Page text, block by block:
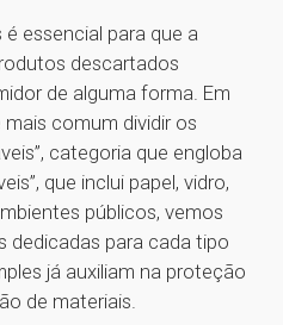
essencial para que a
descartados
de alguma forma. Em
comum dividir os
categoria que engloba
que inclui papel, vidro,
públicos, vemos
dedicadas para cada tipo
já auxiliam na proteção
de materiais.